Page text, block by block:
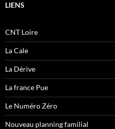
LIENS
CNT Loire
La Cale
La Dérive
La france Pue
Le Numéro Zéro
Nouveau planning familial